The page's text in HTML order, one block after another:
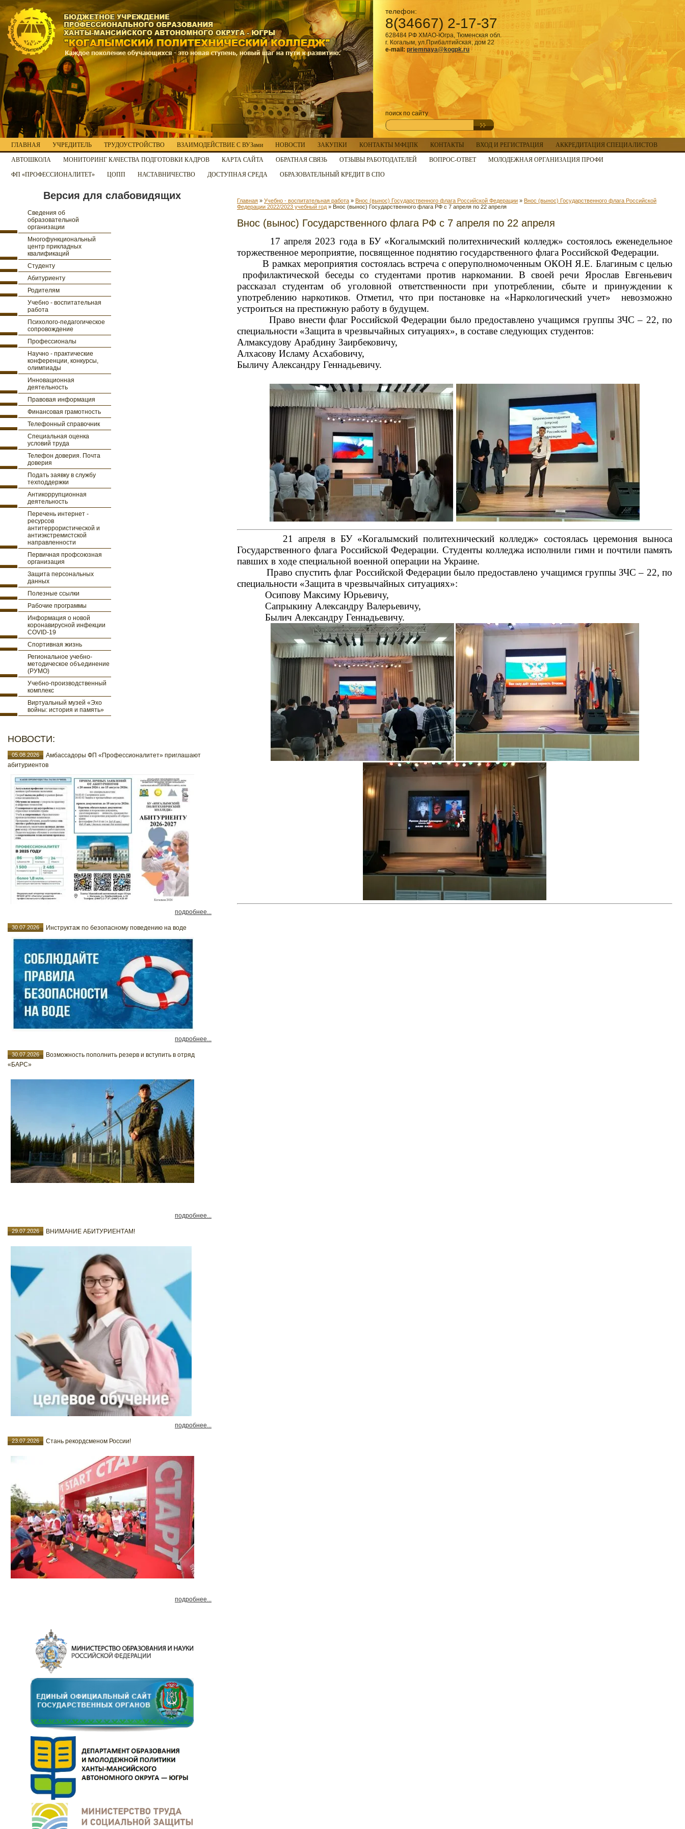
телефон:
8(34667) 2-17-37
628484 РФ ХМАО-Югра, Тюменская обл.
г. Когалым, ул.Прибалтийская, дом 22
e-mail: priemnaya@kogpk.ru
поиск по сайту
ГЛАВНАЯ УЧРЕДИТЕЛЬ ТРУДОУСТРОЙСТВО ВЗАИМОДЕЙСТВИЕ С ВУЗами НОВОСТИ ЗАКУПКИ КОНТАКТЫ МФЦПК КОНТАКТЫ ВХОД И РЕГИСТРАЦИЯ АККРЕДИТАЦИЯ СПЕЦИАЛИСТОВ
АВТОШКОЛА МОНИТОРИНГ КАЧЕСТВА ПОДГОТОВКИ КАДРОВ КАРТА САЙТА ОБРАТНАЯ СВЯЗЬ ОТЗЫВЫ РАБОТОДАТЕЛЕЙ ВОПРОС-ОТВЕТ МОЛОДЕЖНАЯ ОРГАНИЗАЦИЯ ПРОФИ
ФП «ПРОФЕССИОНАЛИТЕТ» ЦОПП НАСТАВНИЧЕСТВО ДОСТУПНАЯ СРЕДА ОБРАЗОВАТЕЛЬНЫЙ КРЕДИТ В СПО
Версия для слабовидящих
Сведения об
образовательной
организации
Многофункциональный
центр прикладных
квалификаций
Студенту
Абитуриенту
Родителям
Учебно - воспитательная
работа
Психолого-педагогическое
сопровождение
Профессионалы
Научно - практические
конференции, конкурсы,
олимпиады
Инновационная
деятельность
Правовая информация
Финансовая грамотность
Телефонный справочник
Специальная оценка
условий труда
Телефон доверия. Почта
доверия
Подать заявку в службу
техподдержки
Антикоррупционная
деятельность
Перечень интернет -
ресурсов
антитеррористической и
антиэкстремистской
направленности
Первичная профсоюзная
организация
Защита персональных
данных
Полезные ссылки
Рабочие программы
Информация о новой
коронавирусной инфекции
COVID-19
Спортивная жизнь
Региональное учебно-
методическое объединение
(РУМО)
Учебно-производственный
комплекс
Виртуальный музей «Эхо
войны: история и память»
НОВОСТИ:
05.08.2026
Амбассадоры ФП «Профессионалитет» приглашают
абитуриентов
подробнее...
30.07.2026 Инструктаж по безопасному поведению на воде
подробнее...
30.07.2026
Возможность пополнить резерв и вступить в отряд
«БАРС»
подробнее...
29.07.2026 ВНИМАНИЕ АБИТУРИЕНТАМ!
подробнее...
23.07.2026 Стань рекордсменом России!
подробнее...
Главная » Учебно - воспитательная работа » Внос (вынос) Государственного флага Российской Федерации » Внос (вынос) Государственного флага Российской
Федерации 2022/2023 учебный год » Внос (вынос) Государственного флага РФ с 7 апреля по 22 апреля
Внос (вынос) Государственного флага РФ с 7 апреля по 22 апреля
17 апреля 2023 года в БУ «Когалымский политехнический колледж» состоялось еженедельное
торжественное мероприятие, посвященное поднятию государственного флага Российской Федерации.
В рамках мероприятия состоялась встреча с оперуполномоченным ОКОН Я.Е. Благиным с целью
профилактической беседы со студентами против наркомании. В своей речи Ярослав Евгеньевич
рассказал студентам об уголовной ответственности при употреблении, сбыте и принуждении к
употреблению наркотиков. Отметил, что при постановке на «Наркологический учет» невозможно
устроиться на престижную работу в будущем.
Право внести флаг Российской Федерации было предоставлено учащимся группы ЗЧС – 22, по
специальности «Защита в чрезвычайных ситуациях», в составе следующих студентов:
Алмаксудову Арабдину Заирбековичу,
Алхасову Исламу Асхабовичу,
Быличу Александру Геннадьевичу.
21 апреля в БУ «Когалымский политехнический колледж» состоялась церемония выноса
Государственного флага Российской Федерации. Студенты колледжа исполнили гимн и почтили память
павших в ходе специальной военной операции на Украине.
Право спустить флаг Российской Федерации было предоставлено учащимся группы ЗЧС – 22, по
специальности «Защита в чрезвычайных ситуациях»:
Осипову Максиму Юрьевичу,
Сапрыкину Александру Валерьевичу,
Былич Александру Геннадьевичу.